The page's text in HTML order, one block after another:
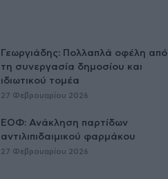
Γεωργιάδης: Πολλαπλά οφέλη από
τη συνεργασία δημοσίου και
ιδιωτικού τομέα
27 Φεβρουαρίου 2026
ΕΟΦ: Ανάκληση παρτίδων
αντιλιπιδαιμικού φαρμάκου
27 Φεβρουαρίου 2026